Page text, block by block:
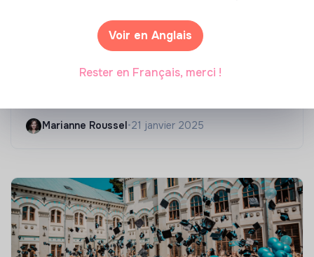
Compétences & formations
Top 8 des formations en rénovation
Marianne Roussel•21 janvier 2025
Voir en Anglais
Rester en Français, merci !